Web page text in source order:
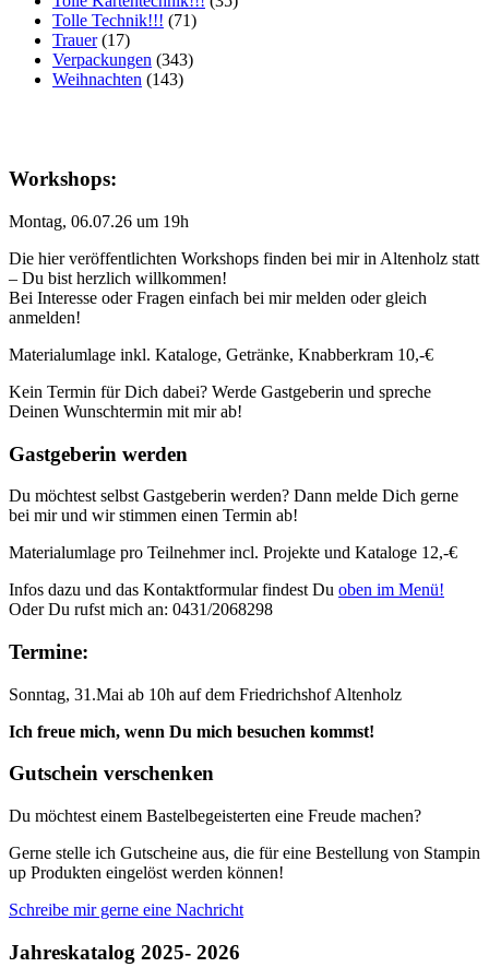
Tolle Technik!!! (71)
Trauer(17)
Verpackungen (343)
Weihnachten (143)
Workshops:
Montag, 06.07.26 um 19h
Die hier veröffentlichten Workshops finden bei mir in Altenholz statt
– Du bist herzlich willkommen!
Bei Interesse oder Fragen einfach bei mir melden oder gleich
anmelden!
Materialumlage inkl. Kataloge, Getränke, Knabberkram 10,-€
Kein Termin für Dich dabei? Werde Gastgeberin und spreche
Deinen Wunschtermin mit mir ab!
Gastgeberin werden
Du möchtest selbst Gastgeberin werden? Dann melde Dich gerne
bei mir und wir stimmen einen Termin ab!
Materialumlage pro Teilnehmer incl. Projekte und Kataloge 12,-€
Infos dazu und das Kontaktformular findest Du oben im Menü!
Oder Du rufst mich an: 0431/2068298
Termine:
Sonntag, 31.Mai ab 10h auf dem Friedrichshof Altenholz
Ich freue mich, wenn Du mich besuchen kommst!
Gutschein verschenken
Du möchtest einem Bastelbegeisterten eine Freude machen?
Gerne stelle ich Gutscheine aus, die für eine Bestellung von Stampin
up Produkten eingelöst werden können!
Schreibe mir gerne eine Nachricht
Jahreskatalog 2025- 2026